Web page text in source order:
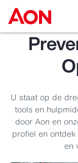
U staat op de
tools en
door Aon en
profiel en
en